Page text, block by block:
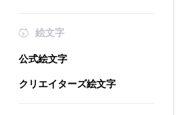
絵文字
公式絵文字
クリエイターズ絵文字